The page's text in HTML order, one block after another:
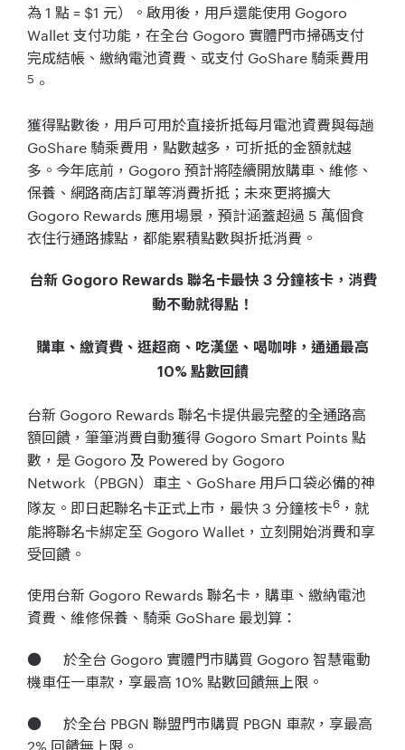
為 1 點 = $1 元）。啟用後，用戶還能使用 Gogoro
Wallet 支付功能，在全台 Gogoro 實體門市掃碼支付
完成結帳、繳納電池資費、或支付 GoShare 騎乘費用
5 。
獲得點數後，用戶可用於直接折抵每月電池資費與每趟
GoShare 騎乘費用，點數越多，可折抵的金額就越
多。今年底前，Gogoro 預計將陸續開放購車、維修、
保養、網路商店訂單等消費折抵；未來更將擴大
Gogoro Rewards 應用場景，預計涵蓋超過 5 萬個食
衣住行通路據點，都能累積點數與折抵消費。
台新 Gogoro Rewards 聯名卡最快 3 分鐘核卡，消費
動不動就得點！
購車、繳資費、逛超商、吃漢堡、喝咖啡，通通最高
10% 點數回饋
台新 Gogoro Rewards 聯名卡提供最完整的全通路高
額回饋，筆筆消費自動獲得 Gogoro Smart Points 點
數，是 Gogoro 及 Powered by Gogoro
Network（PBGN）車主、GoShare 用戶口袋必備的神
隊友。即日起聯名卡正式上市，最快 3 分鐘核卡6 ，就
能將聯名卡綁定至 Gogoro Wallet，立刻開始消費和享
受回饋。
使用台新 Gogoro Rewards 聯名卡，購車、繳納電池
資費、維修保養、騎乘 GoShare 最划算：
● 於全台 Gogoro 實體門市購買 Gogoro 智慧電動
機車任一車款，享最高 10% 點數回饋無上限。
● 於全台 PBGN 聯盟門市購買 PBGN 車款，享最高
2% 回饋無上限。